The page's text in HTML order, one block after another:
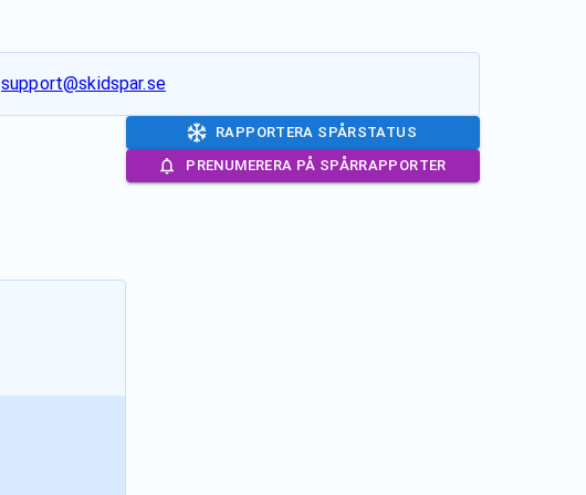
support@skidspar.se
RAPPORTERA SPÅRSTATUS
PRENUMERERA PÅ SPÅRRAPPORTER